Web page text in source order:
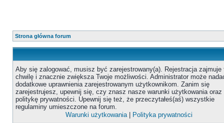
Strona główna forum
Aby się zalogować, musisz być zarejestrowany(a). Rejestracja zajmuje
chwilę i znacznie zwiększa Twoje możliwości. Administrator może
dodatkowe uprawnienia zarejestrowanym użytkownikom. Zanim się
zarejestrujesz, upewnij się, czy znasz nasze warunki użytkowania oraz
politykę prywatności. Upewnij się też, że przeczytałeś(aś) wszystkie
regulaminy umieszczone na forum.
Warunki użytkowania| Polityka prywatności